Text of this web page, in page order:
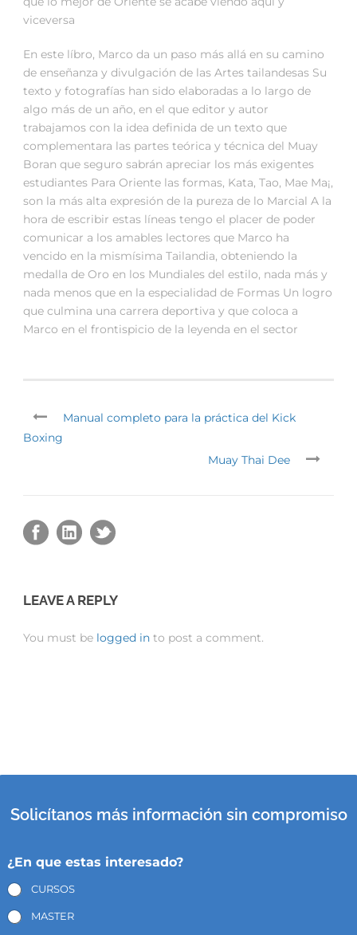
viceversa
En este líbro, Marco da un paso más allá en su camino
de enseñanza y divulgación de las Artes tailandesas Su
texto y fotografías han sido elaboradas a lo largo de
algo más de un año, en el que editor y autor
trabajamos con la idea definida de un texto que
complementara las partes teórica y técnica del Muay
Boran que seguro sabrán apreciar los más exigentes
estudiantes Para Oriente las formas, Kata, Tao, Mae Ma¡,
son la más alta expresión de la pureza de lo Marcial A la
hora de escribir estas líneas tengo el placer de poder
comunicar a los amables lectores que Marco ha
vencido en la mismísima Tailandia, obteniendo la
medalla de Oro en los Mundiales del estilo, nada más y
nada menos que en la especialidad de Formas Un logro
que culmina una carrera deportiva y que coloca a
Marco en el frontispicio de la leyenda en el sector
Manual completo para la práctica del Kick
Boxing
Muay Thai Dee
LEAVE A REPLY
You must be logged in to post a comment.
Solicítanos más información sin compromiso
¿En que estas interesado?
CURSOS
MASTER